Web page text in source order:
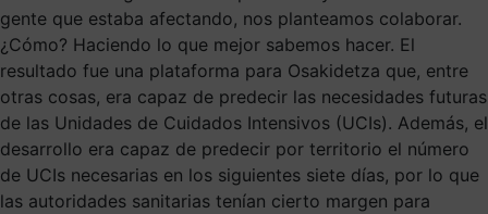
gente que estaba afectando, nos planteamos colaborar.
¿Cómo? Haciendo lo que mejor sabemos hacer. El
resultado fue una plataforma para Osakidetza que, entre
otras cosas, era capaz de predecir las necesidades futuras
de las Unidades de Cuidados Intensivos (UCIs). Además, el
desarrollo era capaz de predecir por territorio el número
de UCIs necesarias en los siguientes siete días, por lo que
las autoridades sanitarias tenían cierto margen para